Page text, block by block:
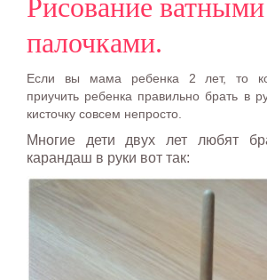
Рисование ватными
палочками.
Если вы мама ребенка 2 лет, то
приучить ребенка правильно брать в
кисточку совсем непросто.
Многие дети двух лет любят
карандаш в руки вот так: